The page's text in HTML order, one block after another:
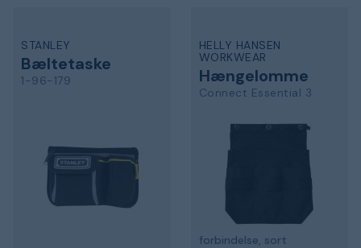
STANLEY
Bæltetaske
1-96-179
HELLY HANSEN
WORKWEAR
Hængelomme
Connect Essential 3
forbindelse, sort